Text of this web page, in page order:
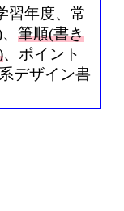
習年度、常
筆順(書き
、ポイント
デザイン書